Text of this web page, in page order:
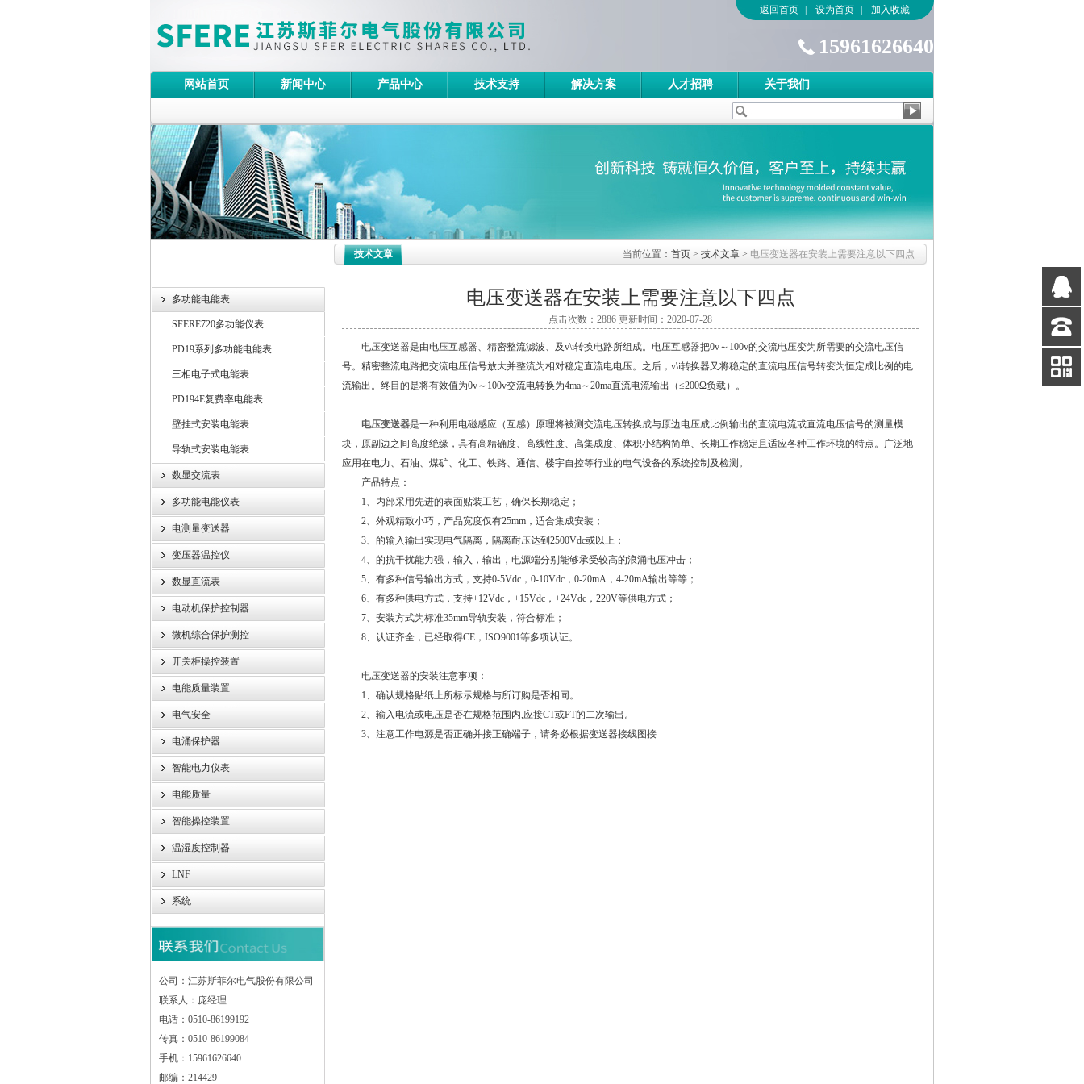
江苏斯菲尔电气股份有限公司
15961626640
返回首页 设为首页 加入收藏
网站首页 新闻中心 产品中心 技术支持 解决方案 人才招聘 关于我们
多功能电能表
SFERE720多功能仪表
PD19系列多功能电能表
三相电子式电能表
PD194E复费率电能表
壁挂式安装电能表
导轨式安装电能表
数显交流表
多功能电能仪表
电测量变送器
变压器温控仪
数显直流表
电动机保护控制器
微机综合保护测控
开关柜操控装置
电能质量装置
电气安全
电涌保护器
智能电力仪表
电能质量
智能操控装置
温湿度控制器
LNF
系统
公司：江苏斯菲尔电气股份有限公司
联系人：庞经理
电话：0510-86199192
传真：0510-86199084
手机：15961626640
邮编：214429
技术文章 当前位置： 首页 > 技术文章 > 电压变送器在安装上需要注意以下四点
电压变送器在安装上需要注意以下四点
点击次数：2886 更新时间：2020-07-28
电压变送器是由电压互感器、精密整流滤波、及v\i转换电路所组成。电压互感器把0v～100v的交流电压变为所需要的交流电压信
号。精密整流电路把交流电压信号放大并整流为相对稳定直流电电压。之后，v\i转换器又将稳定的直流电压信号转变为恒定成比例的电
流输出。终目的是将有效值为0v～100v交流电转换为4ma～20ma直流电流输出（≤200Ω负载）。
电压变送器是一种利用电磁感应（互感）原理将被测交流电压转换成与原边电压成比例输出的直流电流或直流电压信号的测量模
块，原副边之间高度绝缘，具有高精确度、高线性度、高集成度、体积小结构简单、长期工作稳定且适应各种工作环境的特点。广泛地
应用在电力、石油、煤矿、化工、铁路、通信、楼宇自控等行业的电气设备的系统控制及检测。
产品特点：
1、内部采用先进的表面贴装工艺，确保长期稳定；
2、外观精致小巧，产品宽度仅有25mm，适合集成安装；
3、的输入输出实现电气隔离，隔离耐压达到2500Vdc或以上；
4、的抗干扰能力强，输入，输出，电源端分别能够承受较高的浪涌电压冲击；
5、有多种信号输出方式，支持0-5Vdc，0-10Vdc，0-20mA，4-20mA输出等等；
6、有多种供电方式，支持+12Vdc，+15Vdc，+24Vdc，220V等供电方式；
7、安装方式为标准35mm导轨安装，符合标准；
8、认证齐全，已经取得CE，ISO9001等多项认证。
电压变送器的安装注意事项：
1、确认规格贴纸上所标示规格与所订购是否相同。
2、输入电流或电压是否在规格范围内,应接CT或PT的二次输出。
3、注意工作电源是否正确并接正确端子，请务必根据变送器接线图接
客服
电话